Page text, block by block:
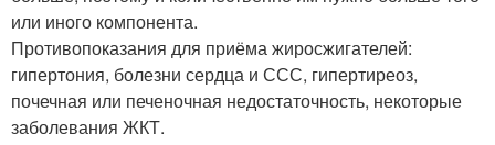
или иного компонента.
Противопоказания для приёма жиросжигателей:
гипертония, болезни сердца и ССС, гипертиреоз,
почечная или печеночная недостаточность, некоторые
заболевания ЖКТ.